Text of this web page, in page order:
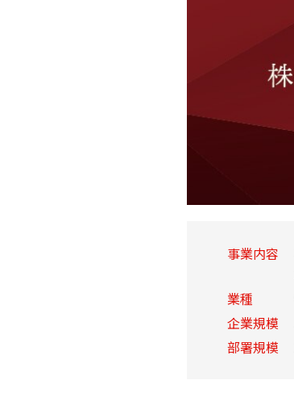
事業内容
業種
企業規模
部署規模